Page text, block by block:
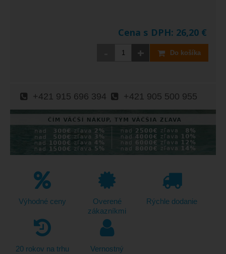
Cena s DPH: 26,20 €
+ Do košíka
+421 915 696 394 +421 905 500 955
Výhodné ceny
Overené
zákazníkmi
Rýchle dodanie
20 rokov na trhu
Vernostný